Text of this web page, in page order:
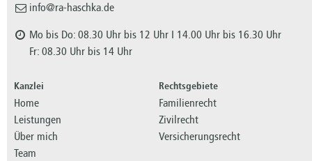
info@ra-haschka.de
Mo bis Do: 08.30 Uhr bis 12 Uhr I 14.00 Uhr bis 16.30 Uhr
Fr: 08.30 Uhr bis 14 Uhr
Kanzlei
Home
Leistungen
Über mich
Team
Rechtsgebiete
Familienrecht
Zivilrecht
Versicherungsrecht